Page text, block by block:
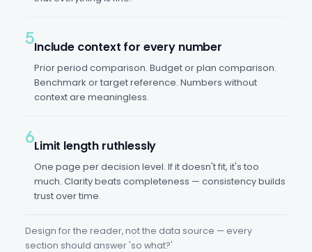
5Include context for every number
Prior period comparison. Budget or plan comparison.
Benchmark or target reference. Numbers without
context are meaningless.
6Limit length ruthlessly
One page per decision level. If it doesn't fit, it's too
much. Clarity beats completeness — consistency builds
trust over time.
Design for the reader, not the data source — every
section should answer 'so what?'